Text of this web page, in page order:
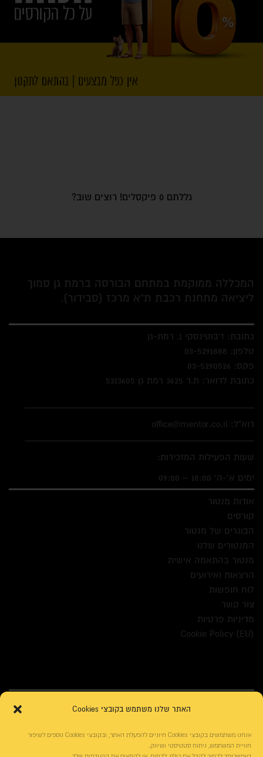
האתר שלנו משתמש בקובצי Cookies
אנחנו משתמשים בקובצי Cookies חיוניים להפעלת האתר, ובקובצי Cookies נוספים לשיפור
חוויית המשתמש, ניתוח סטטיסטי ושיווק.
גללתם 0 פיקסלים! רוצים שוב?
המכללה ממוקמת במתחם הבורסה ברמת גן סמוך
ליציאה מתחנת רכבת ת"א מרכז (סבידור).
כתובת: ז'בוטינסקי 1, רמת-גן
טלפון: 03-5291888
פקס: 03-5290526
כתובת לדואר: ת.ד 3625 רמת גן 5213605
דוא"ל: office@mentor.co.il
שעות הפעילות המזכירות:
ימים א'-ה' 18:00 – 09:00
אודות מנטור
קורסים
הבוגרים של מנטור
המנטורים שלנו
מנטור בהתאמה אישית
הרצאות ואירועים
לוח חופשות
צור קשר
מדיניות פרטיות
Cookie Policy (EU)